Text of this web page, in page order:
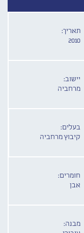
תאריך:
2010
יישוב:
מרחביה
בעלים:
קיבוץ מרחביה
חומרים:
אבן
מבנה: